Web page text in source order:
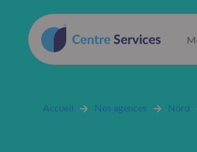
Accueil Nos agences Nord